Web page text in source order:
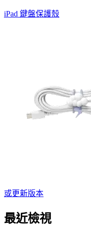
iPad 鍵盤保護殼
或更新版本
最近檢視